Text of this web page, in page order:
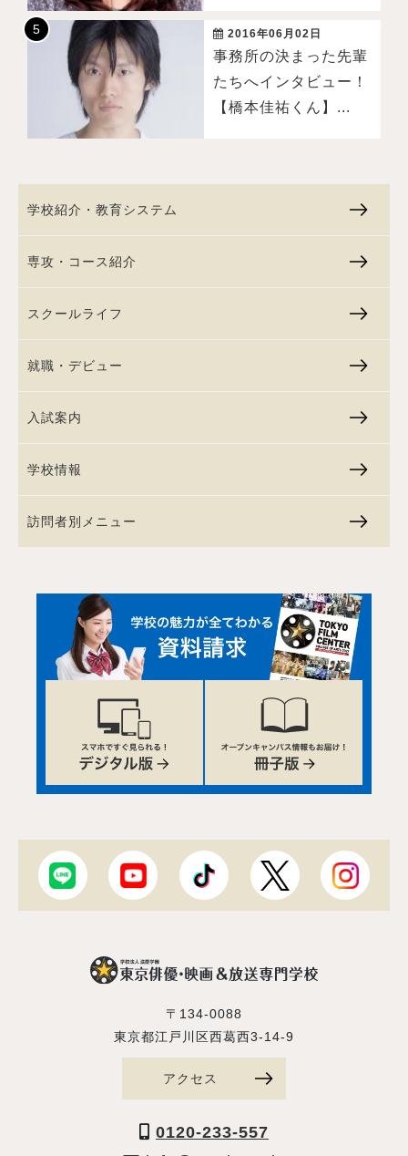
2016年06月02日
事務所の決まった先輩
たちへインタビュー！
【橋本佳祐くん】...
学校紹介・教育システム
専攻・コース紹介
スクールライフ
就職・デビュー
入試案内
学校情報
訪問者別メニュー
〒134-0088
東京都江戸川区西葛西3-14-9
アクセス
0120-233-557